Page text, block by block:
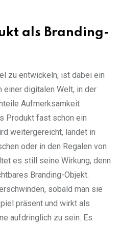
als Branding-
zu entwickeln, ist dabei ein
digitalen Welt, in der
Aufmerksamkeit
Produkt fast schon ein
weitergereicht, landet in
oder in den Regalen von
es still seine Wirkung, denn
Branding-Objekt.
sobald man sie
präsent und wirkt als
aufdringlich zu sein. Es